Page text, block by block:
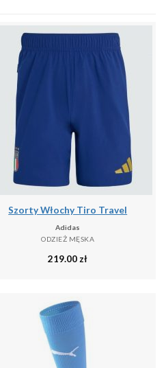
Szorty Włochy Tiro Travel
Adidas
ODZIEŻ MĘSKA
219.00 zł